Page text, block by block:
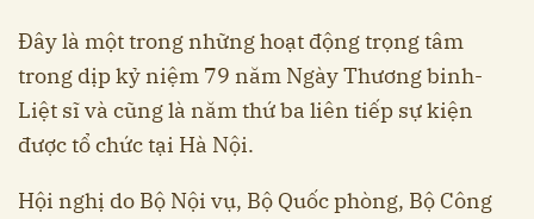
Đây là một trong những hoạt động trọng tâm
trong dịp kỷ niệm 79 năm Ngày Thương binh-
Liệt sĩ và cũng là năm thứ ba liên tiếp sự kiện
được tổ chức tại Hà Nội.
Hội nghị do Bộ Nội vụ, Bộ Quốc phòng, Bộ Công